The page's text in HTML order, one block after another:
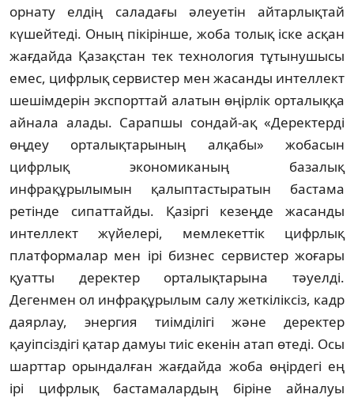
орнату елдің саладағы әлеуетін айтарлықтай
күшейтеді. Оның пікірінше, жоба толық іске асқан
жағдайда Қазақстан тек технология тұтынушысы
емес, цифрлық сервистер мен жасанды интеллект
шешім­дерін экспорттай алатын өңірлік орталыққа
айнала алады. Сарапшы сондай-ақ «Дерек­терді
өңдеу орталықтарының алқабы» жоба­сын
цифрлық экономиканың базалық
инфрақұрылымын қалыптастыратын баста­ма
ретінде сипаттайды. Қазіргі кезеңде жасанды
интеллект жүйелері, мемлекеттік цифрлық
платформалар мен ірі бизнес сервистер жоғары
қуатты деректер орталық­тарына тәуелді.
Дегенмен ол инфрақұрылым салу жеткіліксіз, кадр
даярлау, энергия тиімділігі және деректер
қауіпсіздігі қатар дамуы тиіс екенін атап өтеді. Осы
шарттар орындалған жағдайда жоба өңірдегі ең
ірі цифрлық бастамалардың біріне айналуы